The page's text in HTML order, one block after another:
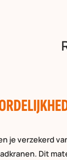
je verzekerd
Dit